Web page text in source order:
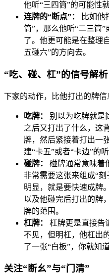
他听“三四筒”的可能性
连牌的“断点”：
比如他
筒”，那么他听“二三筒
了。他更可能是在整理
五碰六”的方向去。
“吃、碰、杠”的信号解析
下家的动作，比他打出的牌信
吃牌：
别以为吃牌就是
之后又打出了什么，这
牌，然后紧接着打出一
建“卡五”或者“卡边”的听
碰牌：
碰牌通常意味着
非常需要这张来组成“刻
明显，就是要快速成牌
以及他碰完后打出的牌
牌的范围。
杠牌：
杠牌更是直接告
不见，但明杠，他杠出
了一张“白板”，你就知
关注“断幺”与“门清”